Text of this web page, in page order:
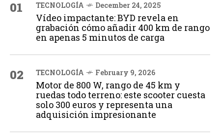
01 TECNOLOGÍA December 24, 2025
Vídeo impactante: BYD revela en
grabación cómo añadir 400 km de rango
en apenas 5 minutos de carga
02 TECNOLOGÍA February 9, 2026
Motor de 800 W, rango de 45 km y
ruedas todo terreno: este scooter cuesta
solo 300 euros y representa una
adquisición impresionante